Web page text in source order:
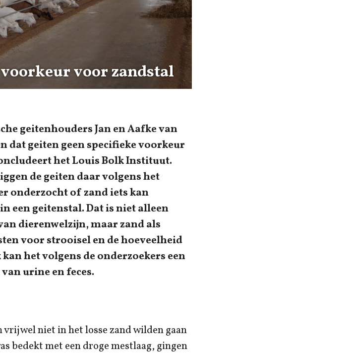
voor zandstal
geitenhouders Jan en Aafke van
dat geiten geen specifieke voorkeur
het Louis Bolk Instituut.
de geiten daar volgens het
onderzocht of zand iets kan
een geitenstal. Dat is niet alleen
dierenwelzijn, maar zand als
voor strooisel en de hoeveelheid
het volgens de onderzoekers een
urine en feces.
vrijwel niet in het losse zand wilden gaan
bedekt met een droge mestlaag, gingen